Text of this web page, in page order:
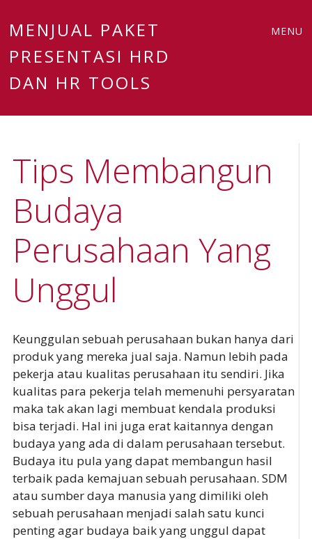
MENJUAL PAKET
PRESENTASI HRD
DAN HR TOOLS
MENU
Tips Membangun
Budaya
Perusahaan Yang
Unggul
Keunggulan sebuah perusahaan bukan hanya dari
produk yang mereka jual saja. Namun lebih pada
pekerja atau kualitas perusahaan itu sendiri. Jika
kualitas para pekerja telah memenuhi persyaratan
maka tak akan lagi membuat kendala produksi
bisa terjadi. Hal ini juga erat kaitannya dengan
budaya yang ada di dalam perusahaan tersebut.
Budaya itu pula yang dapat membangun hasil
terbaik pada kemajuan sebuah perusahaan. SDM
atau sumber daya manusia yang dimiliki oleh
sebuah perusahaan menjadi salah satu kunci
penting agar budaya baik yang unggul dapat